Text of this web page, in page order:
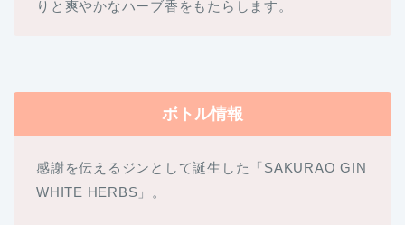
りと爽やかなハーブ香をもたらします。
ボトル情報
感謝を伝えるジンとして誕生した「SAKURAO GIN
WHITE HERBS」。